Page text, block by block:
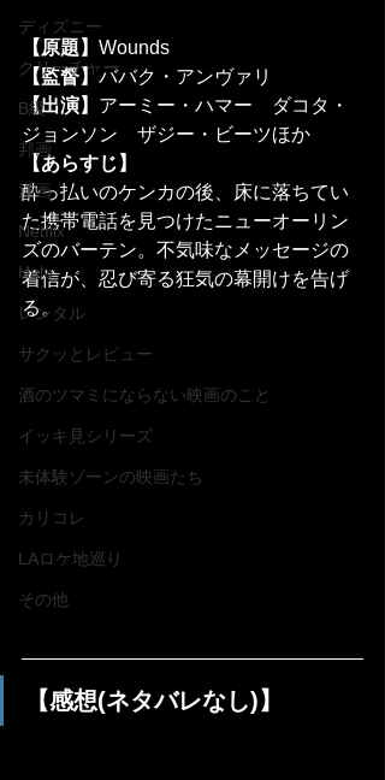
ディズニー
クリーチャー
B級
邦画
洋画
Netflix
Hulu
レンタル
サクッとレビュー
酒のツマミにならない映画のこと
イッキ見シリーズ
未体験ゾーンの映画たち
カリコレ
LAロケ地巡り
その他
【原題】 Wounds
【監督】ババク・アンヴァリ
【出演】 アーミー・ハマー　ダコタ・
ジョンソン　ザジー・ビーツほか
【あらすじ】
酔っ払いのケンカの後、床に落ちてい
た携帯電話を見つけたニューオーリン
ズのバーテン。不気味なメッセージの
着信が、忍び寄る狂気の幕開けを告げ
る。
【感想(ネタバレなし)】